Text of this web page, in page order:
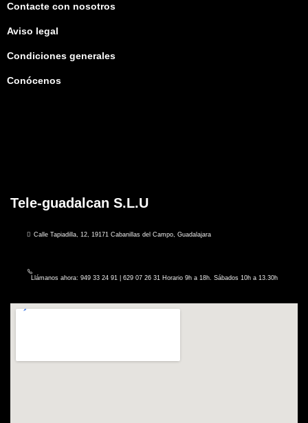
Contacte con nosotros
Aviso legal
Condiciones generales
Conócenos
Tele-guadalcan S.L.U
Calle Tapiadilla, 12, 19171 Cabanillas del Campo, Guadalajara
Llámanos ahora: 949 33 24 91 | 629 07 26 31 Horario 9h a 18h. Sábados 10h a 13.30h